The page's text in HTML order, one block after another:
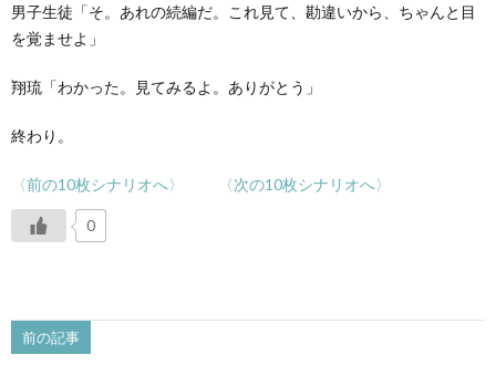
男子生徒「そ。あれの続編だ。これ見て、勘違いから、ちゃんと目
を覚ませよ」
翔琉「わかった。見てみるよ。ありがとう」
終わり。
〈前の10枚シナリオへ〉 〈次の10枚シナリオへ〉
0
前の記事